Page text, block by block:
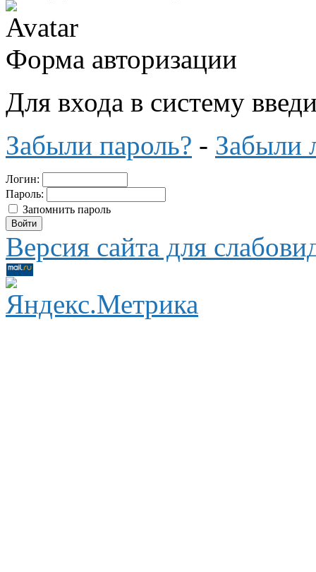
Форма авторизации
Для входа в систему
Забыли пароль? - Забыли
Логин:
Пароль:
Запомнить пароль
Версия сайта для